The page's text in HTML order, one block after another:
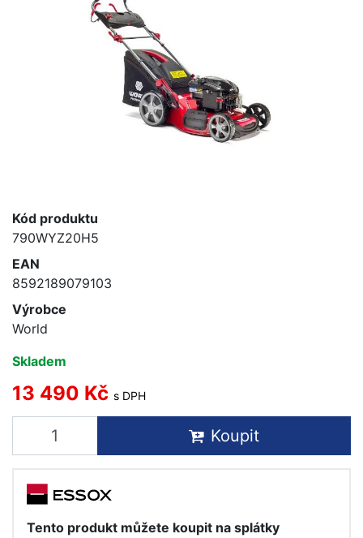
Kód produktu
790WYZ20H5
EAN
8592189079103
Výrobce
World
Skladem
13 490 Kč s DPH
Koupit
Tento produkt můžete koupit na splátky